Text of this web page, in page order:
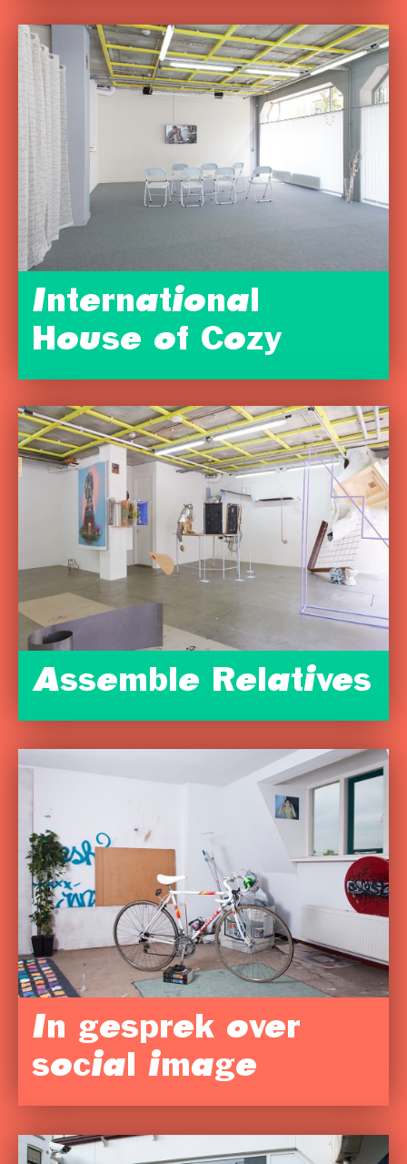
International
House of Cozy
Assemble Relatives
In gesprek over
social image